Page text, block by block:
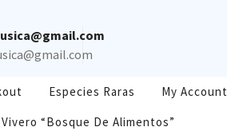
Especies Raras
My Account
Vivero “Bosque De Alimentos”